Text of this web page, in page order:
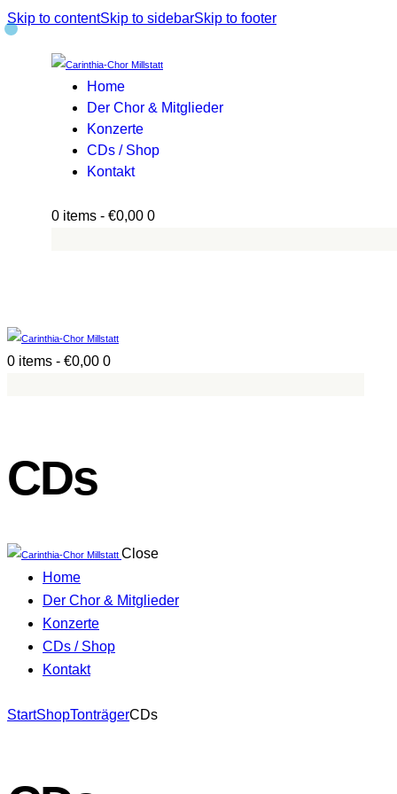
Skip to contentSkip to sidebarSkip to footer
Home
Der Chor & Mitglieder
Konzerte
CDs / Shop
Kontakt
0 items - €0,00 0
0 items - €0,00 0
CDs
Close
Home
Der Chor & Mitglieder
Konzerte
CDs / Shop
Kontakt
facebook-
StartShopTonträgerCDs